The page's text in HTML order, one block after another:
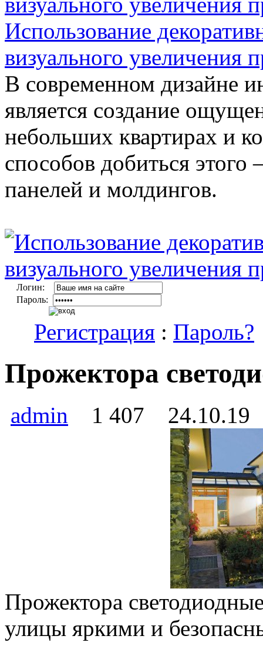
Использование
визуального увеличения
В современном дизайне
является создание
небольших квартирах и
способов добиться
панелей и молдингов.
Логин:
Пароль:
Регистрация : Пароль?
Прожектора
admin 1 407 24.10.19
Прожектора
улицы яркими и